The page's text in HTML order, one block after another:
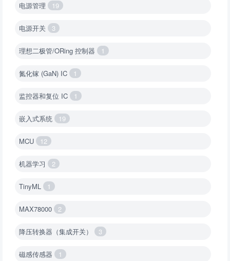
电源管理 19
电源开关 3
理想二极管/ORing 控制器 1
氮化镓 (GaN) IC 1
监控器和复位 IC 1
嵌入式系统 19
MCU 12
机器学习 2
TinyML 1
MAX78000 2
降压转换器（集成开关） 3
磁感传感器 1